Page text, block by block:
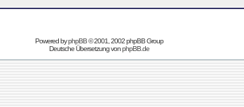
Powered byphpBB© 2001, 2002 phpBB Group
Deutsche Übersetzung vonphpBB.de